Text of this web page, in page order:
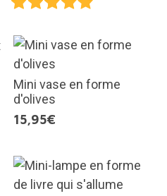
Mini vase en forme
d'olives
15,95€